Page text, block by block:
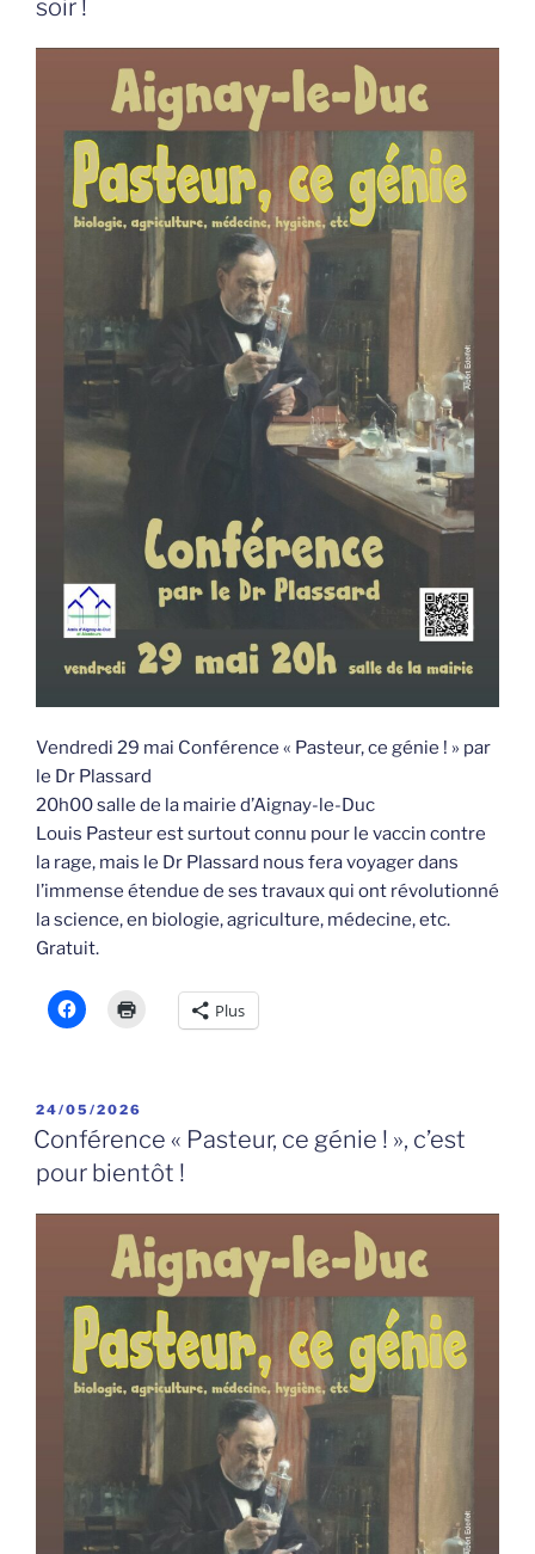
soir !
Vendredi 29 mai Conférence « Pasteur, ce génie ! » par
le Dr Plassard
20h00 salle de la mairie d’Aignay-le-Duc
Louis Pasteur est surtout connu pour le vaccin contre
la rage, mais le Dr Plassard nous fera voyager dans
l’immense étendue de ses travaux qui ont révolutionné
la science, en biologie, agriculture, médecine, etc.
Gratuit.
Plus
PUBLIÉ
LE
24/05/2026
Conférence « Pasteur, ce génie ! », c’est
pour bientôt !